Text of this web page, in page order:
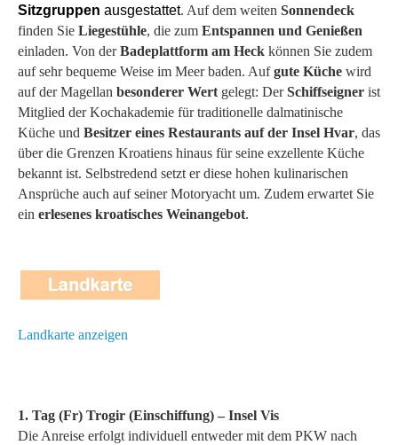
Sitzgruppen ausgestattet. Auf dem weiten Sonnendeck
finden Sie Liegestühle, die zum Entspannen und Genießen
einladen. Von derBadeplattform am Heck können Sie zudem
auf sehr bequeme Weise im Meer baden. Aufgute Küche wird
auf der Magellan besonderer Wert gelegt: DerSchiffseigner ist
Mitglied der Kochakademie für traditionelle dalmatinische
Küche und Besitzer eines Restaurants auf der Insel Hvar, das
über die Grenzen Kroatiens hinaus für seine exzellente Küche
bekannt ist. Selbstredend setzt er diese hohen kulinarischen
Ansprüche auch auf seiner Motoryacht um. Zudem erwartet Sie
ein erlesenes kroatisches Weinangebot.
Landkarte anzeigen
1. Tag (Fr) Trogir (Einschiffung) – Insel Vis
Die Anreise erfolgt individuell entweder mit dem PKW nach